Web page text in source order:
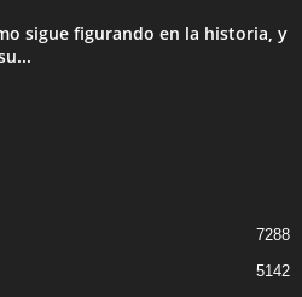
sigue figurando en la historia, y
7288
5142